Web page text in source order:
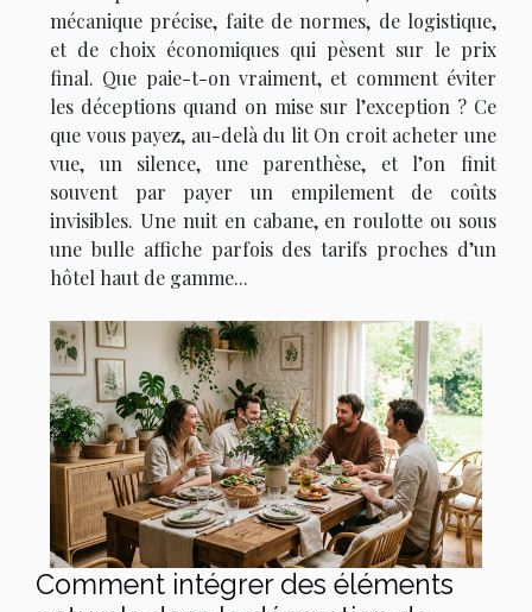
mécanique précise, faite de normes, de logistique,
et de choix économiques qui pèsent sur le prix
final. Que paie-t-on vraiment, et comment éviter
les déceptions quand on mise sur l’exception ? Ce
que vous payez, au-delà du lit On croit acheter une
vue, un silence, une parenthèse, et l’on finit
souvent par payer un empilement de coûts
invisibles. Une nuit en cabane, en roulotte ou sous
une bulle affiche parfois des tarifs proches d’un
hôtel haut de gamme...
Comment intégrer des éléments